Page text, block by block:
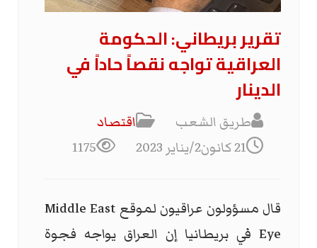
تقریر بریطاني: الحكومة
العراقية تواجه نقصاً حاداً في
الدينار
طريق الشعب
اقتصاد
21 كانون2/يناير 2023
1175
قال مسؤولون عراقيون لموقع Middle East
Eye في بريطانيا إن العراق يواجه فجوة